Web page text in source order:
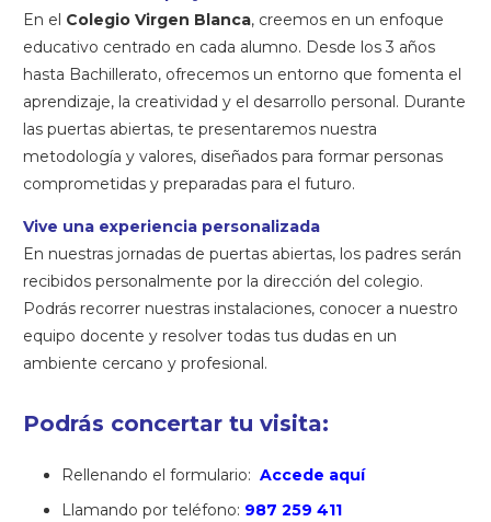
En el Colegio Virgen Blanca, creemos en un enfoque
educativo centrado en cada alumno. Desde los 3 años
hasta Bachillerato, ofrecemos un entorno que fomenta el
aprendizaje, la creatividad y el desarrollo personal. Durante
las puertas abiertas, te presentaremos nuestra
metodología y valores, diseñados para formar personas
comprometidas y preparadas para el futuro.
Vive una experiencia personalizada
En nuestras jornadas de puertas abiertas, los padres serán
recibidos personalmente por la dirección del colegio.
Podrás recorrer nuestras instalaciones, conocer a nuestro
equipo docente y resolver todas tus dudas en un
ambiente cercano y profesional.
Podrás concertar tu visita:
Rellenando el formulario: Accede aquí
Llamando por teléfono: 987 259 411